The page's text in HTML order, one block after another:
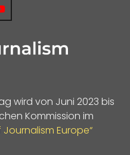
wird von Juni 2023 bis
Kommission im
Journalism Europe“